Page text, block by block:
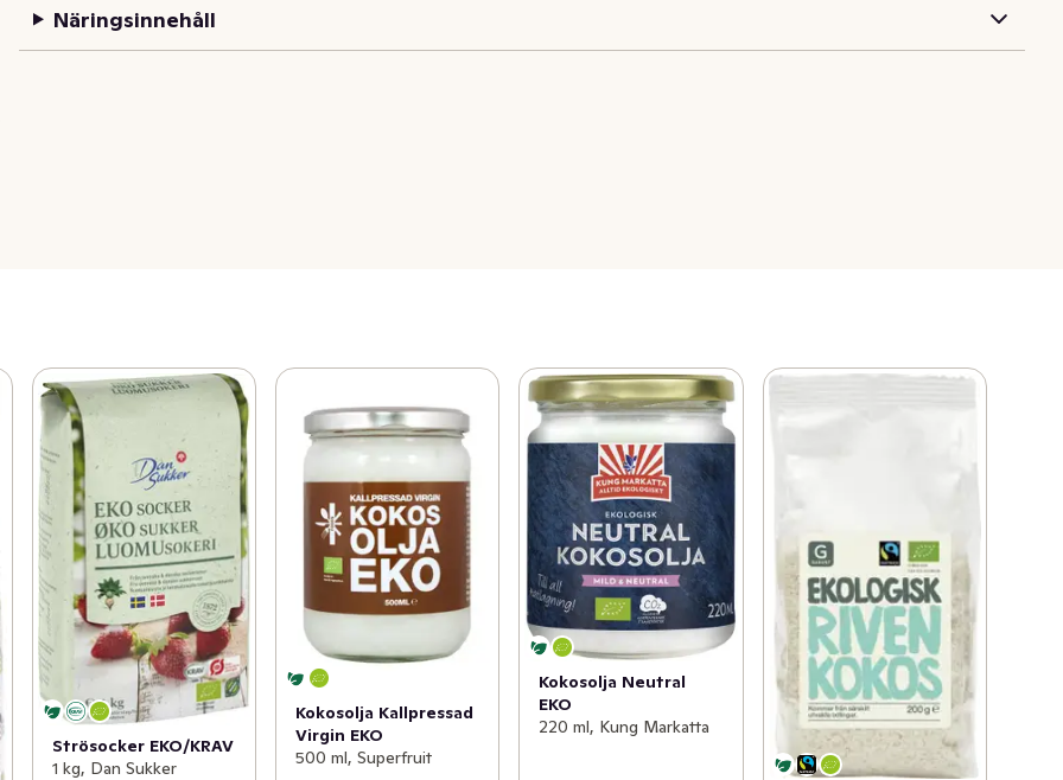
Näringsinnehåll
Strösocker EKO/KRAV
1 kg, Dan Sukker
Kokosolja Kallpressad
Virgin EKO
500 ml, Superfruit
Kokosolja Neutral
EKO
220 ml, Kung Markatta